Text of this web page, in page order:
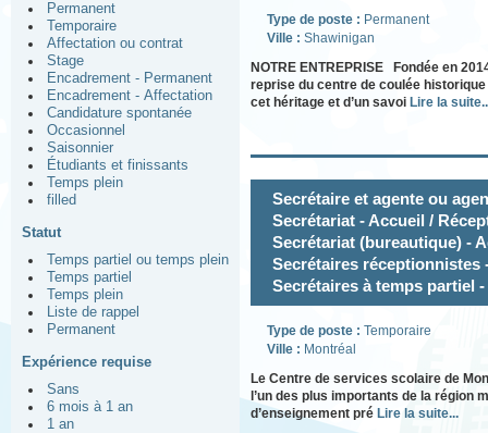
Permanent
Temporaire
Affectation ou contrat
Stage
Encadrement - Permanent
Encadrement - Affectation
Candidature spontanée
Occasionnel
Saisonnier
Étudiants et finissants
Temps plein
filled
Statut
Temps partiel ou temps plein
Temps partiel
Temps plein
Liste de rappel
Permanent
Expérience requise
Sans
6 mois à 1 an
1 an
Type de poste : Permanent
Ville : Shawinigan
NOTRE ENTREPRISE Fondée en
reprise du centre de coulée
cet héritage et d’un savoi Lire la
Secrétaire et agente ou
Secrétariat - Accueil /
Secrétariat (bureautique) -
Secrétaires réceptionnistes
Secrétaires à temps partiel
Type de poste : Temporaire
Ville : Montréal
Le Centre de services scolaire de
l’un des plus importants de la région
d’enseignement pré Lire la suite...